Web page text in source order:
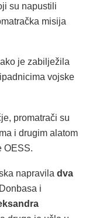
su napustili
misija
je zabilježila
vojske
promatrači su
i drugim alatom
OESS.
napravila dva
i